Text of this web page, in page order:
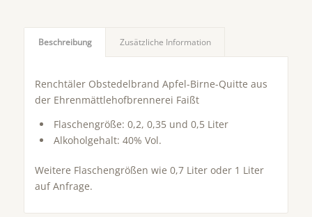
Beschreibung Zusätzliche Information
Renchtäler Obstedelbrand Apfel-Birne-Quitte aus
der Ehrenmättlehofbrennerei Faißt
Flaschengröße: 0,2, 0,35 und 0,5 Liter
Alkoholgehalt: 40% Vol.
Weitere Flaschengrößen wie 0,7 Liter oder 1 Liter
auf Anfrage.